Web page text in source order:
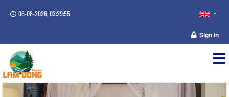
06-08-2026, 03:29:55
Sign in